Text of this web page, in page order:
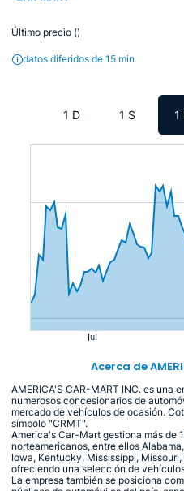
Último precio ()
datos diferidos de 15 min
1 D 1 S 1
Acerca de
AMERICA'S CAR-MART INC. es una
numerosos concesionarios de
mercado de vehículos de ocasión.
símbolo "CRMT".
America's Car-Mart gestiona más de
norteamericanos, entre ellos
Iowa, Kentucky, Mississippi,
ofreciendo una selección de
La empresa también se posiciona